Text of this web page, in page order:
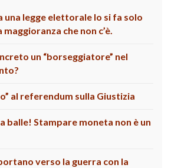
una legge elettorale lo si fa solo
che non c’è.
un “borseggiatore” nel
al referendum sulla Giustizia
balle! Stampare moneta non è un
verso la guerra con la